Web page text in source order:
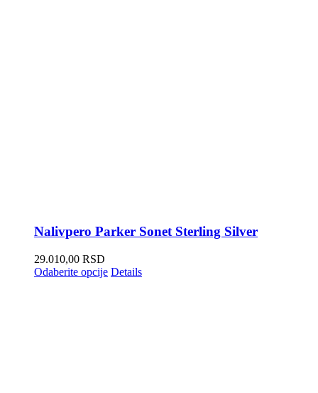
Nalivpero Parker Sonet Sterling Silver
29.010,00 RSD
Odaberite opcije Details